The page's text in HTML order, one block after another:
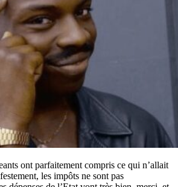
ont parfaitement compris ce qui n’allait
les impôts ne sont pas